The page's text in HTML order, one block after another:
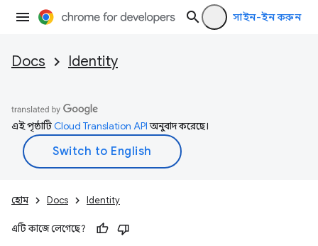
সাইন-ইন করুন
Docs Identity
এই পৃষ্ঠাটিCloud Translation APIঅনুবাদ করেছে।
হোম Docs Identity
এটি কাজে লেগেছে?